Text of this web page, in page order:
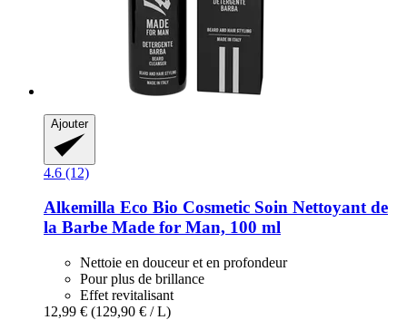
Ajouter
4.6 (12)
Alkemilla Eco Bio Cosmetic Soin Nettoyant de
la Barbe Made for Man, 100 ml
Nettoie en douceur et en profondeur
Pour plus de brillance
Effet revitalisant
12,99 € (129,90 € / L)